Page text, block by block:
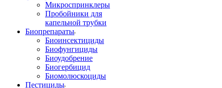
Микроспринклеры
Пробойники для
капельной трубки
Биопрепараты
Биоинсектициды
Биофунгициды
Биоудобрение
Биогербицид
Биомолюскоциды
Пестициды